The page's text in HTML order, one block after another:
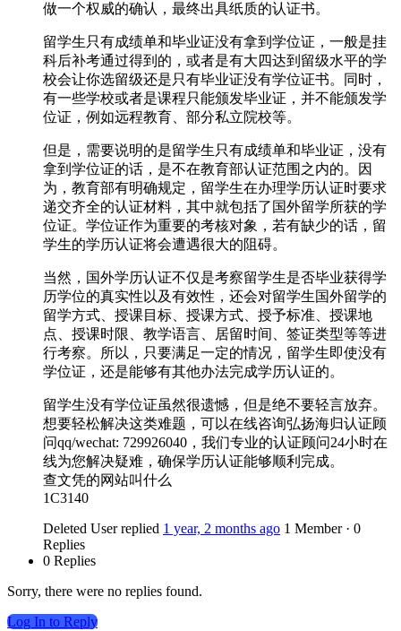
做一个权威的确认，最终出具纸质的认证书。
留学生只有成绩单和毕业证没有拿到学位证，一般是挂
科后补考通过得到的，或者是有大四达到留级水平的学
校会让你选留级还是只有毕业证没有学位证书。同时，
有一些学校或者是课程只能颁发毕业证，并不能颁发学
位证，例如远程教育、部分私立院校等。
但是，需要说明的是留学生只有成绩单和毕业证，没有
拿到学位证的话，是不在教育部认证范围之内的。因
为，教育部有明确规定，留学生在办理学历认证时要求
递交齐全的认证材料，其中就包括了国外留学所获的学
位证。学位证作为重要的考核对象，若有缺少的话，留
学生的学历认证将会遭遇很大的阻碍。
当然，国外学历认证不仅是考察留学生是否毕业获得学
历学位的真实性以及有效性，还会对留学生国外留学的
留学方式、授课目标、授课方式、授予标准、授课地
点、授课时限、教学语言、居留时间、签证类型等等进
行考察。所以，只要满足一定的情况，留学生即使没有
学位证，还是能够有其他办法完成学历认证的。
留学生没有学位证虽然很遗憾，但是绝不要轻言放弃。
想要轻松解决这类难题，可以在线咨询弘扬海归认证顾
问qq/wechat: 729926040，我们专业的认证顾问24小时在
线为您解决疑难，确保学历认证能够顺利完成。
查文凭的网站叫什么
1C3140
Deleted User replied 1 year, 2 months ago 1 Member · 0
Replies
0 Replies
Sorry, there were no replies found.
Log In to Reply